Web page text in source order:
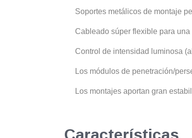
Soportes metálicos de montaje
Cableado súper flexible para
Control de intensidad luminosa
Los módulos de penetración/
Los montajes aportan gran